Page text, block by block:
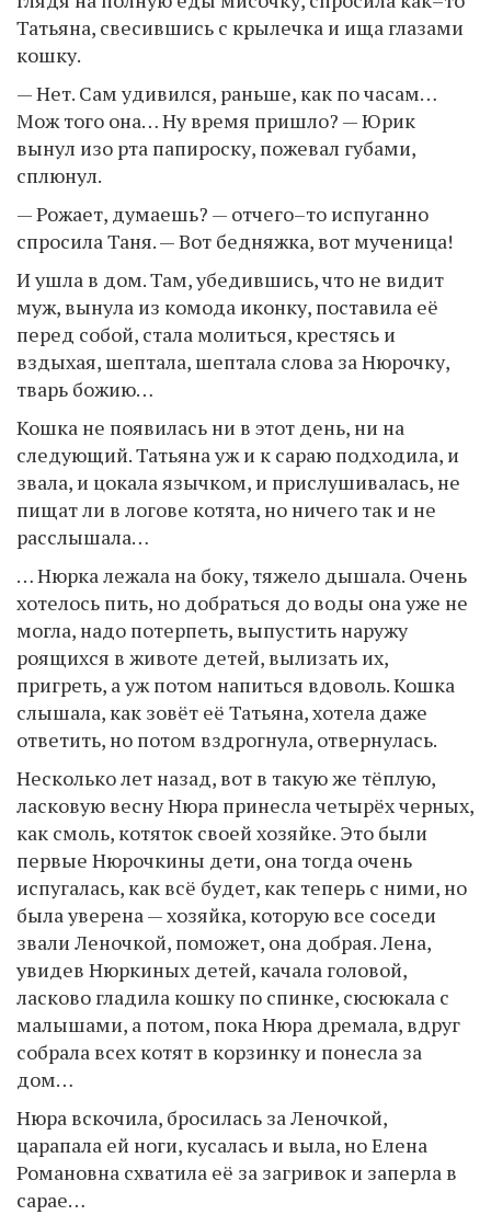
Татьяна, свесившись с крылечка и ища глазами
кошку.
— Нет. Сам удивился, раньше, как по часам…
Мож того она… Ну время пришло? — Юрик
вынул изо рта папироску, пожевал губами,
сплюнул.
— Рожает, думаешь? — отчего–то испуганно
спросила Таня. — Вот бедняжка, вот мученица!
И ушла в дом. Там, убедившись, что не видит
муж, вынула из комода иконку, поставила её
перед собой, стала молиться, крестясь и
вздыхая, шептала, шептала слова за Нюрочку,
тварь божию…
Кошка не появилась ни в этот день, ни на
следующий. Татьяна уж и к сараю подходила, и
звала, и цокала язычком, и прислушивалась, не
пищат ли в логове котята, но ничего так и не
расслышала…
… Нюрка лежала на боку, тяжело дышала. Очень
хотелось пить, но добраться до воды она уже не
могла, надо потерпеть, выпустить наружу
роящихся в животе детей, вылизать их,
пригреть, а уж потом напиться вдоволь. Кошка
слышала, как зовёт её Татьяна, хотела даже
ответить, но потом вздрогнула, отвернулась.
Несколько лет назад, вот в такую же тёплую,
ласковую весну Нюра принесла четырёх черных,
как смоль, котяток своей хозяйке. Это были
первые Нюрочкины дети, она тогда очень
испугалась, как всё будет, как теперь с ними, но
была уверена — хозяйка, которую все соседи
звали Леночкой, поможет, она добрая. Лена,
увидев Нюркиных детей, качала головой,
ласково гладила кошку по спинке, сюсюкала с
малышами, а потом, пока Нюра дремала, вдруг
собрала всех котят в корзинку и понесла за
дом…
Нюра вскочила, бросилась за Леночкой,
царапала ей ноги, кусалась и выла, но Елена
Романовна схватила её за загривок и заперла в
сарае…